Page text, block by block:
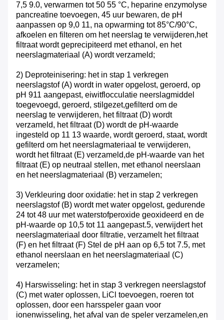
7,5 9.0, verwarmen tot 50 55 °C, heparine enzymolyse
pancreatine toevoegen, 45 uur bewaren, de pH
aanpassen op 9,0 11, na opwarming tot 85°C/90°C,
afkoelen en filteren om het neerslag te verwijderen,het
filtraat wordt geprecipiteerd met ethanol, en het
neerslagmateriaal (A) wordt verzameld;
2) Deproteinisering: het in stap 1 verkregen
neerslagstof (A) wordt in water opgelost, geroerd, op
pH 911 aangepast, eiwitflocculatie neerslagmiddel
toegevoegd, geroerd, stilgezet,gefilterd om de
neerslag te verwijderen, het filtraat (D) wordt
verzameld, het filtraat (D) wordt de pH-waarde
ingesteld op 11 13 waarde, wordt geroerd, staat, wordt
gefilterd om het neerslagmateriaal te verwijderen,
wordt het filtraat (E) verzameld,de pH-waarde van het
filtraat (E) op neutraal stellen, met ethanol neerslaan
en het neerslagmateriaal (B) verzamelen;
3) Verkleuring door oxidatie: het in stap 2 verkregen
neerslagstof (B) wordt met water opgelost, gedurende
24 tot 48 uur met waterstofperoxide geoxideerd en de
pH-waarde op 10,5 tot 11 aangepast.5, verwijdert het
neerslagmateriaal door filtratie, verzamelt het filtraat
(F) en het filtraat (F) Stel de pH aan op 6,5 tot 7.5, met
ethanol neerslaan en het neerslagmateriaal (C)
verzamelen;
4) Harswisseling: het in stap 3 verkregen neerslagstof
(C) met water oplossen, LiCl toevoegen, roeren tot
oplossen, door een harsspeler gaan voor
ionenwisseling, het afval van de speler verzamelen,en